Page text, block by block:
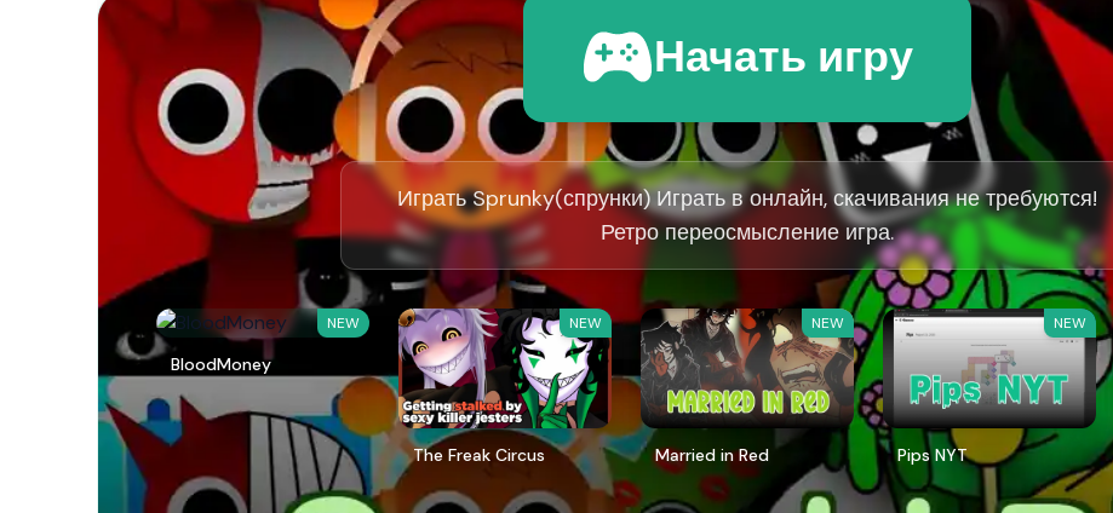
Начать игру
Играть Sprunky(спрунки) Играть в онлайн, скачивания не требуются!
Ретро переосмысление игра.
NEW
BloodMoney
NEW
The Freak Circus
NEW
Married in Red
NEW
Pips NYT